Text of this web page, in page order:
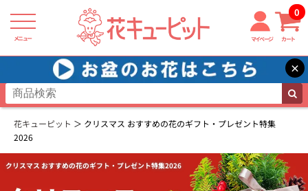
メニュー マイページ カート
0
×
花キューピット
クリスマス おすすめの花のギフト・プレゼント特集
2026
クリスマス おすすめの花のギフト・プレゼント特集2026